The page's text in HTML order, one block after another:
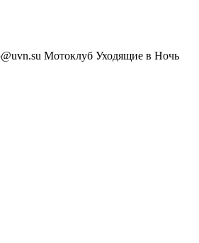
Мотоклуб Уходящие в Ночь